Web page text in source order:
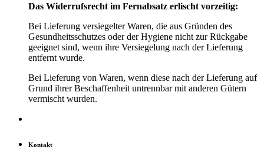
Das Widerrufsrecht im Fernabsatz erlischt vorzeitig:
Bei Lieferung versiegelter Waren, die aus Gründen des
Gesundheitsschutzes oder der Hygiene nicht zur Rückgabe
geeignet sind, wenn ihre Versiegelung nach der Lieferung
entfernt wurde.
Bei Lieferung von Waren, wenn diese nach der Lieferung auf
Grund ihrer Beschaffenheit untrennbar mit anderen Gütern
vermischt wurden.
Kontakt